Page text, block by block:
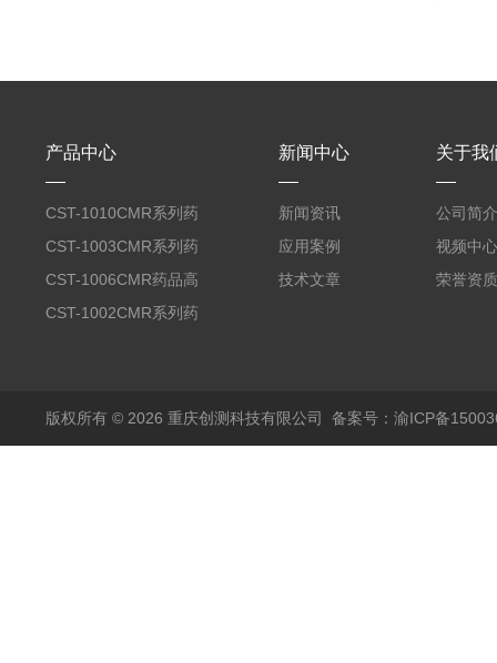
产品中心
CST-1010CMR系列药
品高温试验箱
CST-1003CMR系列药
品高温试验箱
CST-1006CMR药品高
温试验箱
CST-1002CMR系列药
新闻中心
新闻资讯
应用案例
技术文章
关于我
公司简介
视频中心
荣誉资质
版权所有 © 2026 重庆创测科技有限公司 备案号：渝ICP备